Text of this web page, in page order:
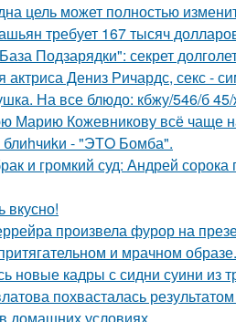
цель может полностью
требует 167 тысяч
Подзарядки": секрет
актриса Дениз Ричардс, секс -
На все блюдо: кбжу/546/б
Марию Кожевникову всё чаще
- "ЭТO Бомба".
и громкий суд: Андрей
вкусно!
произвела фурор на
и мрачном образе.
новые кадры с сидни суини из
похвасталась